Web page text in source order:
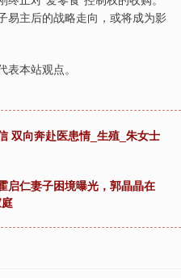
易主后的战略走向，或将成为影
本站观点。
双向奔赴医患情_生殖_朱女士
启仁妻子困境曝光，郭晶晶在